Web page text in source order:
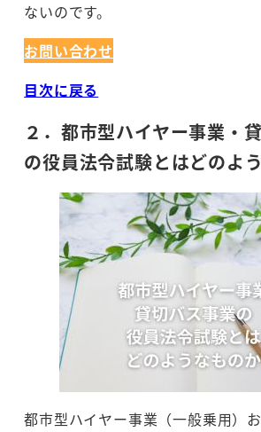
ないのです。
お問い合わせ
目次に戻る
２．都市型ハイヤー事業・
の役員法令試験とはどのよ
都市型ハイヤー事業（一般乗用）